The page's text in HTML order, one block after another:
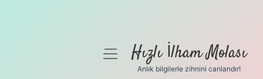
menüyüHızlı İlham Molası
Anlık bilgilerle zihnini canlandır!